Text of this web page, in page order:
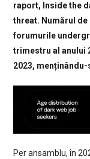
raport, Inside the
threat. Numărul de
forumurile
trimestru al anului
2023, menținându-
Per ansamblu, în